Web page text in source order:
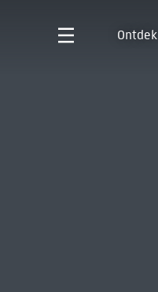
Ontdek